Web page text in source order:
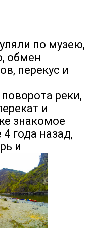
по музею,
обмен
перекус и
реки,
и
знакомое
года назад,
и